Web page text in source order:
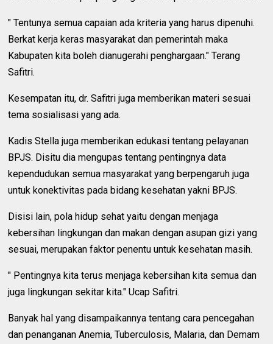
" Tentunya semua capaian ada kriteria yang harus dipenuhi.
Berkat kerja keras masyarakat dan pemerintah maka
Kabupaten kita boleh dianugerahi penghargaan." Terang
Safitri.
Kesempatan itu, dr. Safitri juga memberikan materi sesuai
tema sosialisasi yang ada.
Kadis Stella juga memberikan edukasi tentang pelayanan
BPJS. Disitu dia mengupas tentang pentingnya data
kependudukan semua masyarakat yang berpengaruh juga
untuk konektivitas pada bidang kesehatan yakni BPJS.
Disisi lain, pola hidup sehat yaitu dengan menjaga
kebersihan lingkungan dan makan dengan asupan gizi yang
sesuai, merupakan faktor penentu untuk kesehatan masih.
" Pentingnya kita terus menjaga kebersihan kita semua dan
juga lingkungan sekitar kita." Ucap Safitri.
Banyak hal yang disampaikannya tentang cara pencegahan
dan penanganan Anemia, Tuberculosis, Malaria, dan Demam